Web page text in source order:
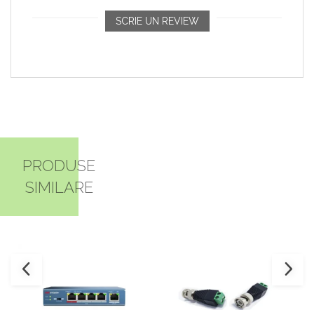
SCRIE UN REVIEW
PRODUSE
SIMILARE